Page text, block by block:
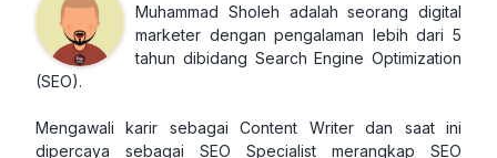
Muhammad Sholeh adalah seorang digital
marketer dengan pengalaman lebih dari 5
tahun dibidang Search Engine Optimization
(SEO).
Mengawali karir sebagai Content Writer dan saat ini
dipercaya sebagai SEO Specialist merangkap SEO